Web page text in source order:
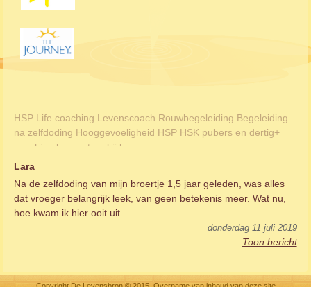
HSP Life coaching Levenscoach Rouwbegeleiding Begeleiding
na zelfdoding Hooggevoeligheid HSP HSK pubers en dertig+
coaching burnout en bij levensvragen
Lara
Na de zelfdoding van mijn broertje 1,5 jaar geleden, was alles
dat vroeger belangrijk leek, van geen betekenis meer. Wat nu,
hoe kwam ik hier ooit uit...
donderdag 11 juli 2019
Toon bericht